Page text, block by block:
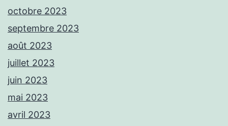
octobre 2023
septembre 2023
août 2023
juillet 2023
juin 2023
mai 2023
avril 2023